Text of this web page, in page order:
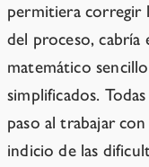
permitiera corregir
del proceso,
matemático
simplificados.
paso al trabajar
indicio de las